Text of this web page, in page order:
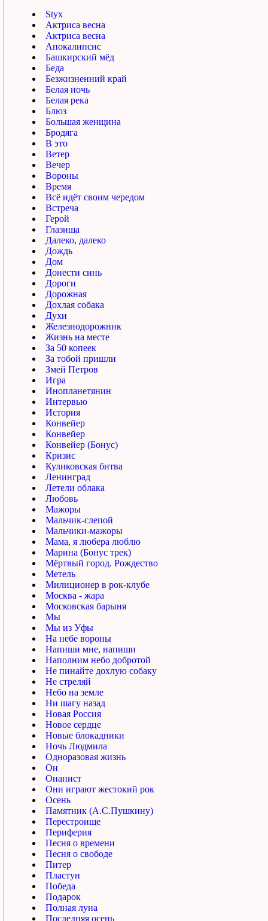
Styx
Актриса весна
Актриса весна
Апокалипсис
Башкирский мёд
Беда
Безжизненний край
Белая ночь
Белая река
Блюз
Большая женщина
Бродяга
В это
Ветер
Вечер
Вороны
Время
Всё идёт своим чередом
Встреча
Герой
Глазища
Далеко, далеко
Дождь
Дом
Донести синь
Дороги
Дорожная
Дохлая собака
Духи
Железнодорожник
Жизнь на месте
За 50 копеек
За тобой пришли
Змей Петров
Игра
Инопланетянин
Интервью
История
Конвейер
Конвейер
Конвейер (Бонус)
Кризис
Куликовская битва
Ленинград
Летели облака
Любовь
Мажоры
Мальчик-слепой
Мальчики-мажоры
Мама, я любера люблю
Марина (Бонус трек)
Мёртвый город. Рождество
Метель
Милиционер в рок-клубе
Москва - жара
Московская барыня
Мы
Мы из Уфы
На небе вороны
Напиши мне, напиши
Наполним небо добротой
Не пинайте дохлую собаку
Не стреляй
Небо на земле
Ни шагу назад
Новая Россия
Новое сердце
Новые блокадники
Ночь Людмила
Одноразовая жизнь
Он
Онанист
Они играют жестокий рок
Осень
Памятник (А.С.Пушкину)
Перестроище
Периферия
Песня о времени
Песня о свободе
Питер
Пластун
Победа
Подарок
Полная луна
Последняя осень